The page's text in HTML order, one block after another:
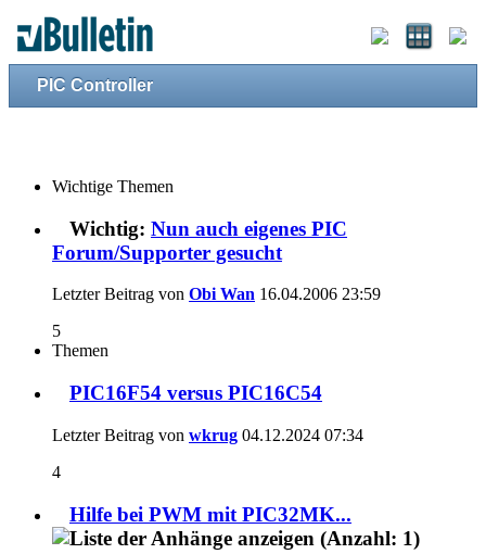
PIC Controller
Wichtige Themen
Wichtig: Nun auch eigenes PIC
Forum/Supporter gesucht
Letzter Beitrag von Obi Wan 16.04.2006 23:59
5
Themen
PIC16F54 versus PIC16C54
Letzter Beitrag von wkrug 04.12.2024 07:34
4
Hilfe bei PWM mit PIC32MK...